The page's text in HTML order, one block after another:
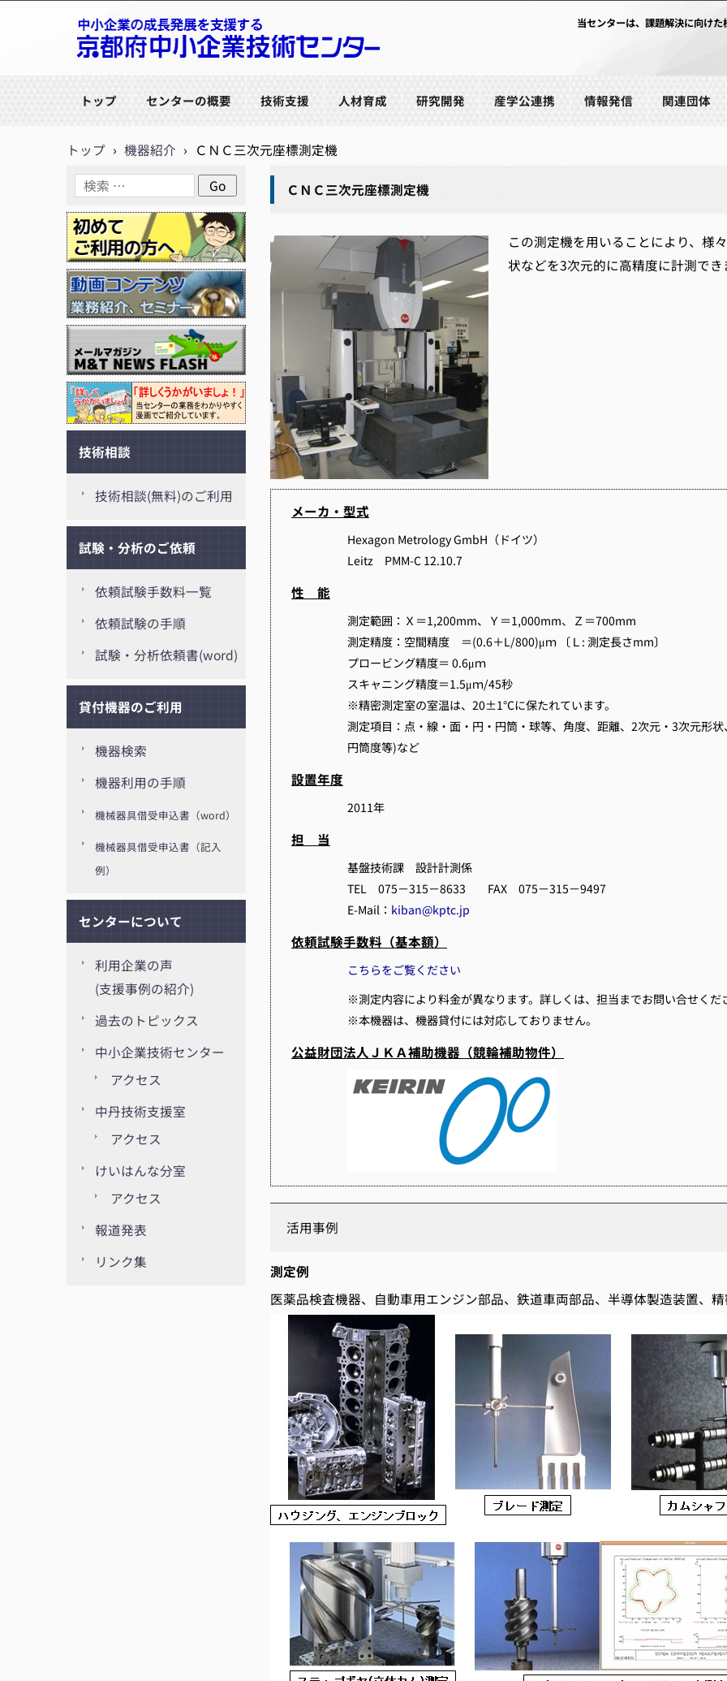
当センターは、課題解決に向け
トップ センターの概要 技術支援 人材育成 研究開発 産学公連携 情報発信 関連団体
トップ › 機器紹介 › ＣＮＣ三次元座標測定機
ＣＮＣ三次元座標測定機
この測定機を用いることにより、様
状などを3次元的に高精度に計測でき
メーカ・型式
Hexagon Metrology GmbH（ドイツ）
Leitz PMM-C 12.10.7
性 能
測定範囲：Ｘ＝1,200mm、Ｙ＝1,000mm、Ｚ＝700mm
測定精度：空間精度 ＝(0.6＋L/800)μｍ 〔Ｌ: 測定長さmm〕
プロービング精度＝ 0.6μｍ
スキャニング精度＝1.5μｍ/45秒
※精密測定室の室温は、20±1℃に保たれています。
測定項目：点・線・面・円・円筒・球等、角度、距離、2次元・3次元形
円筒度等)など
設置年度
2011年
担 当
基盤技術課 設計計測係
TEL 075－315－8633 FAX 075－315－9497
E-Mail： kiban@kptc.jp
依頼試験手数料（基本額）
こちらをご覧ください
※測定内容により料金が異なります。詳しくは、担当までお問い合せくだ
※本機器は、機器貸付には対応しておりません。
公益財団法人ＪＫＡ補助機器（競輪補助物件）
活用事例
測定例
医薬品検査機器、自動車用エンジン部品、鉄道車両部品、半導体製造装置
技術相談
技術相談(無料)のご利用
試験・分析のご依頼
依頼試験手数料一覧
依頼試験の手順
試験・分析依頼書(word)
貸付機器のご利用
機器検索
機器利用の手順
機械器具借受申込書（word）
機械器具借受申込書（記入
例）
センターについて
利用企業の声
(支援事例の紹介)
過去のトピックス
中小企業技術センター
アクセス
中丹技術支援室
アクセス
けいはんな分室
アクセス
報道発表
リンク集